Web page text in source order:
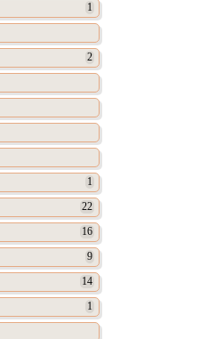
1
2
1
22
16
9
14
1